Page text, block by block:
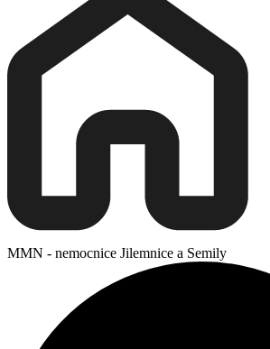
MMN - nemocnice Jilemnice a Semily